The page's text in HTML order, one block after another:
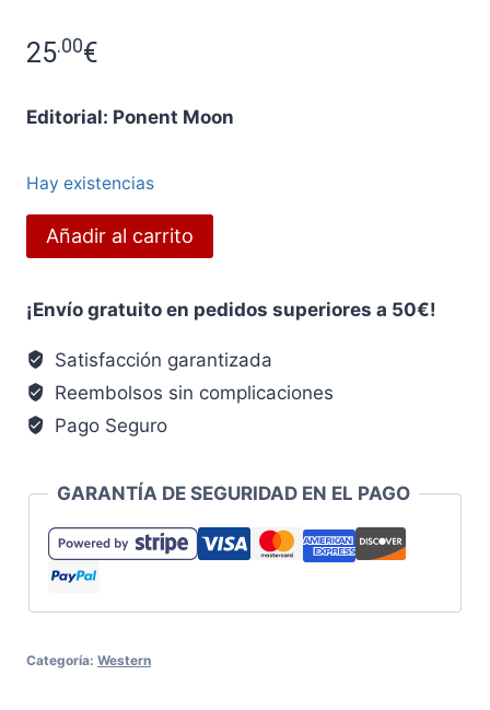
25.00€
Editorial: Ponent Moon
Hay existencias
Geronimo
cantidad
Añadir al carrito
¡Envío gratuito en pedidos superiores a 50€!
Satisfacción garantizada
Reembolsos sin complicaciones
Pago Seguro
GARANTÍA DE SEGURIDAD EN EL PAGO
Categoría: Western